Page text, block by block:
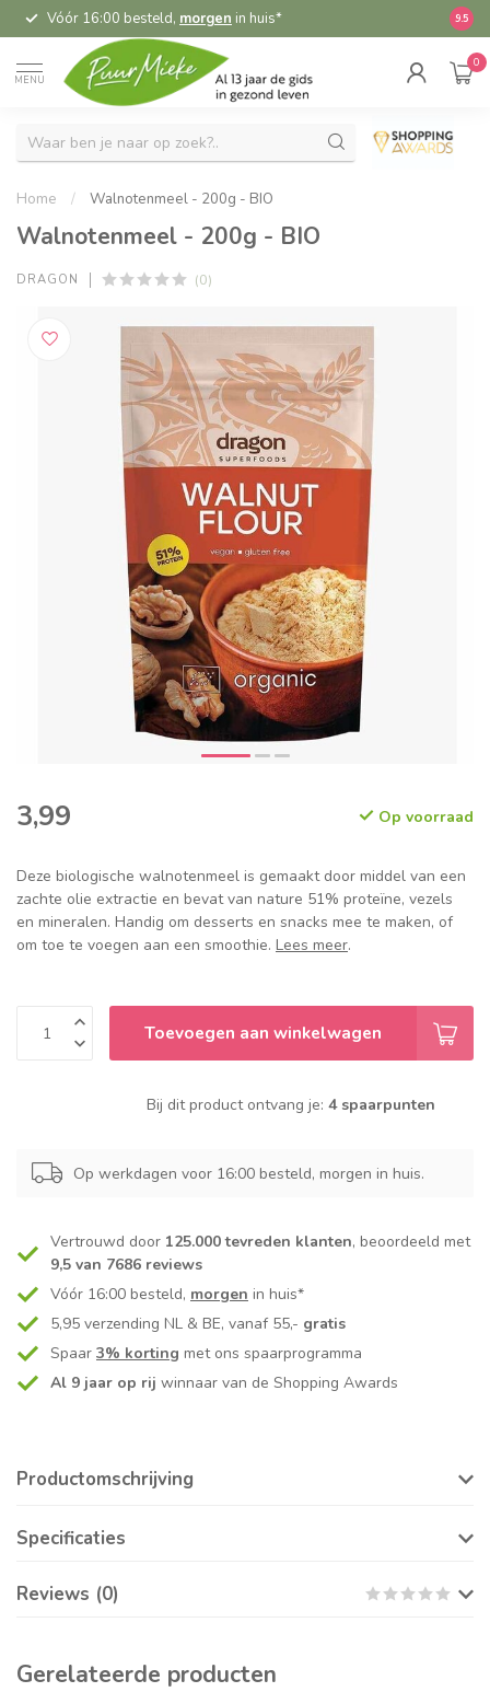
Vóór 16:00 besteld, morgen in huis* 9.5
MENU
0
Home / Walnotenmeel - 200g - BIO
Walnotenmeel - 200g - BIO
DRAGON (0)
3,99 Op voorraad
Deze biologische walnotenmeel is gemaakt door middel van een
zachte olie extractie en bevat van nature 51% proteïne, vezels
en mineralen. Handig om desserts en snacks mee te maken, of
om toe te voegen aan een smoothie. Lees meer.
Toevoegen aan winkelwagen
Bij dit product ontvang je: 4 spaarpunten
Op werkdagen voor 16:00 besteld, morgen in huis.
Vertrouwd door 125.000 tevreden klanten, beoordeeld met
9,5 van 7686 reviews
Vóór 16:00 besteld, morgen in huis*
5,95 verzending NL & BE, vanaf 55,- gratis
Spaar 3% korting met ons spaarprogramma
Al 9 jaar op rij winnaar van de Shopping Awards
Productomschrijving
Specificaties
Reviews (0)
Gerelateerde producten